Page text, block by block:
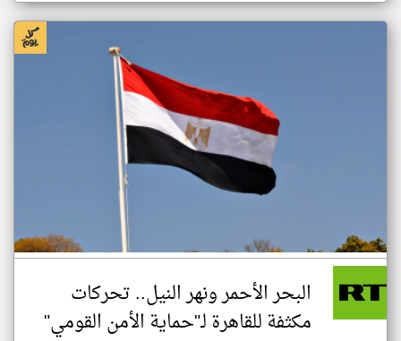
البحر الأحمر ونهر النيل.. تحركات
مكثفة للقاهرة لـ"حماية الأمن القومي"